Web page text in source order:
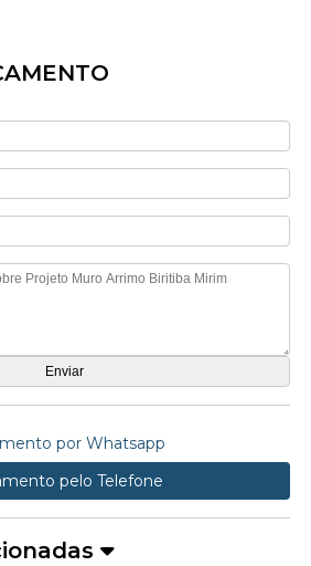
por Whatsapp
pelo Telefone